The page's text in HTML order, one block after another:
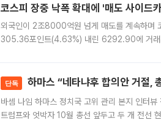
코스피 장중 낙폭 확대에 '매도 사이
외국인이 2조8000억원 넘게 매도를 계속하며
305.36포인트(4.63%) 내린 6292.90에 거래
단독 하마스 “네타냐후 합의안 거절,
바셈 나임 하마스 정치국 고위 관리 본지 인터
트럼프와 엇박자 10월 총선 앞두고 두 개 전선